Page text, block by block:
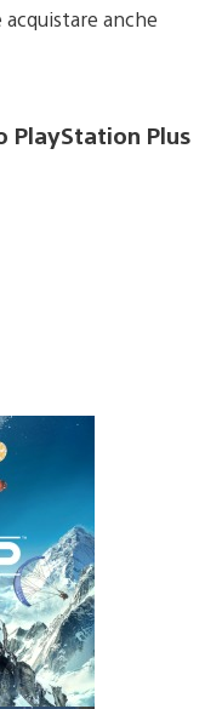
acquistare anche
PlayStation Plus